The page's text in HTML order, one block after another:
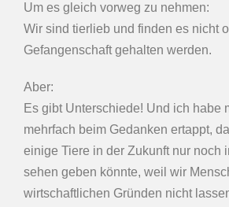
Um es gleich vorweg zu nehmen:
Wir sind tierlieb und finden es nicht
Gefangenschaft gehalten werden.
Aber:
Es gibt Unterschiede! Und ich habe
mehrfach beim Gedanken ertappt,
einige Tiere in der Zukunft nur noch
sehen geben könnte, weil wir
wirtschaftlichen Gründen nicht